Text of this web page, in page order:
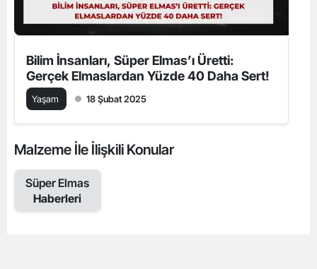
Bilim İnsanları, Süper Elmas’ı Üretti:
Gerçek Elmaslardan Yüzde 40 Daha Sert!
Yaşam 18 Şubat 2025
Malzeme İle İlişkili Konular
Süper Elmas
Haberleri